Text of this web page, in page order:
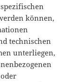
können,
technischen
unterliegen,